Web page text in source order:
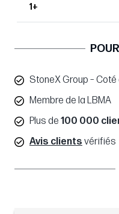
1+
StoneX Group –
Membre de la LBMA
Plus de 100 000
Avis clients vérifiés